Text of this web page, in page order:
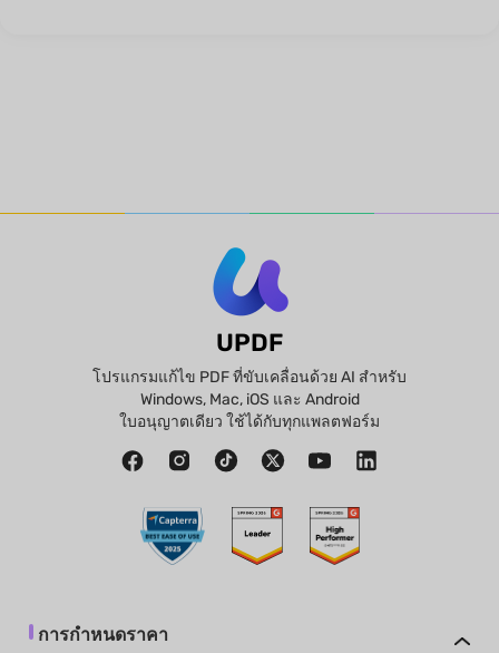
UPDF
โปรแกรมแก้ไข PDF ที่ขับเคลื่อนด้วย AI สำหรับ
Windows, Mac, iOS และ Android
ใบอนุญาตเดียว ใช้ได้กับทุกแพลตฟอร์ม
การกำหนดราคา